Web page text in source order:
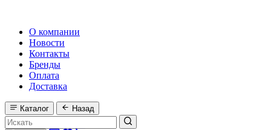
О компании
Новости
Контакты
Бренды
Оплата
Доставка
Каталог Назад